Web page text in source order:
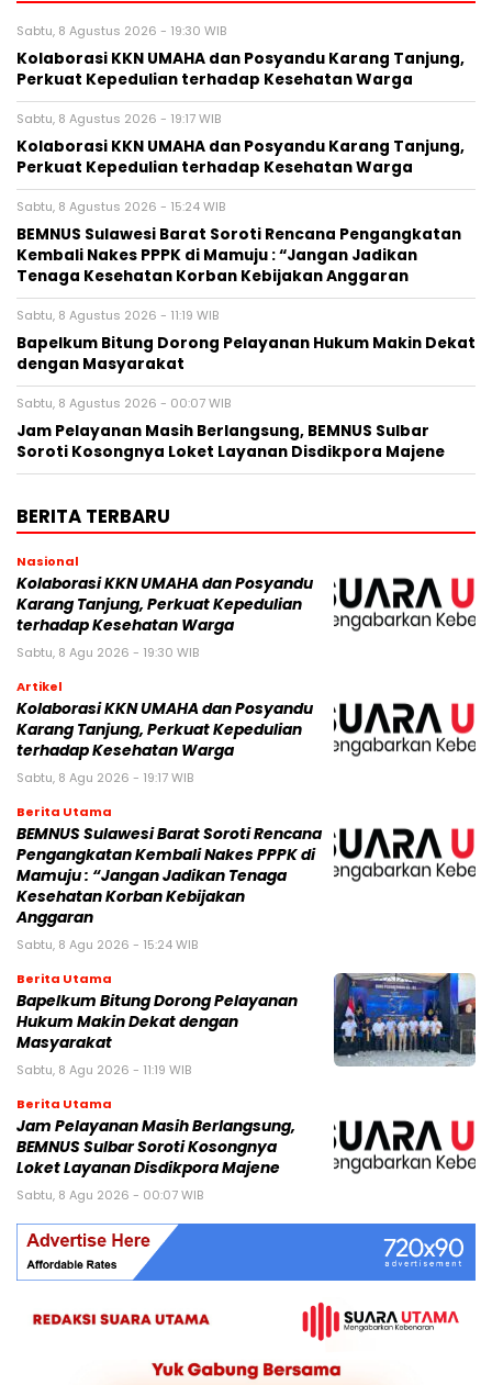
Sabtu, 8 Agustus 2026 - 19:30 WIB
Kolaborasi KKN UMAHA dan Posyandu Karang Tanjung,
Perkuat Kepedulian terhadap Kesehatan Warga
Sabtu, 8 Agustus 2026 - 19:17 WIB
Kolaborasi KKN UMAHA dan Posyandu Karang Tanjung,
Perkuat Kepedulian terhadap Kesehatan Warga
Sabtu, 8 Agustus 2026 - 15:24 WIB
BEMNUS Sulawesi Barat Soroti Rencana Pengangkatan
Kembali Nakes PPPK di Mamuju : “Jangan Jadikan
Tenaga Kesehatan Korban Kebijakan Anggaran
Sabtu, 8 Agustus 2026 - 11:19 WIB
Bapelkum Bitung Dorong Pelayanan Hukum Makin Dekat
dengan Masyarakat
Sabtu, 8 Agustus 2026 - 00:07 WIB
Jam Pelayanan Masih Berlangsung, BEMNUS Sulbar
Soroti Kosongnya Loket Layanan Disdikpora Majene
BERITA TERBARU
Nasional
Kolaborasi KKN UMAHA dan Posyandu
Karang Tanjung, Perkuat Kepedulian
terhadap Kesehatan Warga
Sabtu, 8 Agu 2026 - 19:30 WIB
Artikel
Kolaborasi KKN UMAHA dan Posyandu
Karang Tanjung, Perkuat Kepedulian
terhadap Kesehatan Warga
Sabtu, 8 Agu 2026 - 19:17 WIB
Berita Utama
BEMNUS Sulawesi Barat Soroti Rencana
Pengangkatan Kembali Nakes PPPK di
Mamuju : “Jangan Jadikan Tenaga
Kesehatan Korban Kebijakan
Anggaran
Sabtu, 8 Agu 2026 - 15:24 WIB
Berita Utama
Bapelkum Bitung Dorong Pelayanan
Hukum Makin Dekat dengan
Masyarakat
Sabtu, 8 Agu 2026 - 11:19 WIB
Berita Utama
Jam Pelayanan Masih Berlangsung,
BEMNUS Sulbar Soroti Kosongnya
Loket Layanan Disdikpora Majene
Sabtu, 8 Agu 2026 - 00:07 WIB